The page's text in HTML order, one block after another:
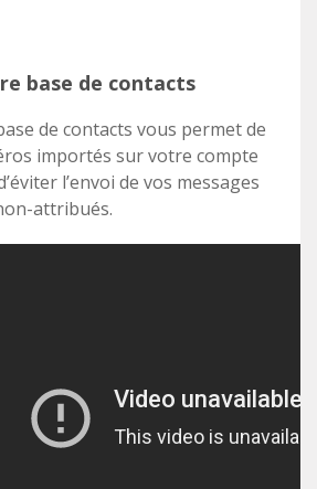
base de contacts
de contacts vous permet de
importés sur votre compte
l’envoi de vos messages
attribués.